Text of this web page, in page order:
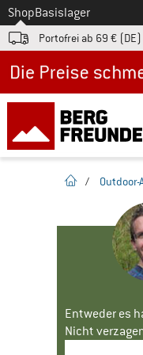
Zum
ShopBasislager
Portofrei ab 69 € (DE)
Startseite
/
Entweder es
Nicht